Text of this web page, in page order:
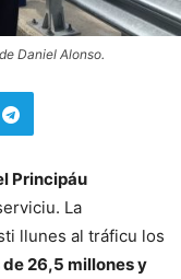
Daniel Alonso.
Principáu
La
llunes al tráficu los
26,5 millones y